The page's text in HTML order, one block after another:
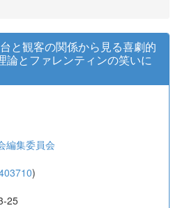
と観客の関係から見る喜劇的
論とファレンティンの笑いに
編集委員会
)
25